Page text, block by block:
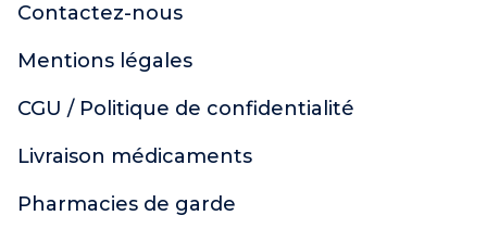
Contactez-nous
Mentions légales
CGU / Politique de confidentialité
Livraison médicaments
Pharmacies de garde